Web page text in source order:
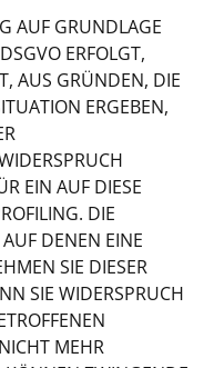
AUF GRUNDLAGE
ERFOLGT,
AUS GRÜNDEN, DIE
ERGEBEN,
EIN AUF DIESE
DIE
DENEN EINE
SIE DIESER
SIE WIDERSPRUCH
MEHR